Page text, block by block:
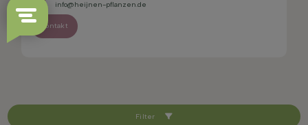
Filter
info@heijnen-pflanzen.de
Kontakt